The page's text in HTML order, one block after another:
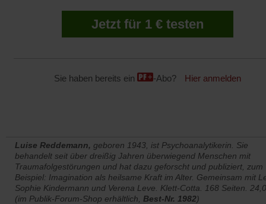
Jetzt für 1 € testen
Sie haben bereits ein -Abo? Hier anmelden
Luise Reddemann, geboren 1943, ist Psychoanalytikerin. Sie
behandelt seit über dreißig Jahren überwiegend Menschen mit
Traumafolgestörungen und hat dazu geforscht und publiziert, zum
Beispiel: Imagination als heilsame Kraft im Alter. Gemeinsam mit
Sophie Kindermann und Verena Leve. Klett-Cotta. 168 Seiten.
(im Publik-Forum-Shop erhältlich, Best-Nr. 1982)